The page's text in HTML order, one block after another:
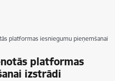
platformas iesniegumu pieņemšanai
platformas
izstrādi